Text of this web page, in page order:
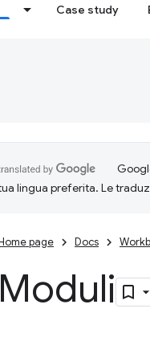
Case study
lingua preferita. Le
page Docs
Moduli